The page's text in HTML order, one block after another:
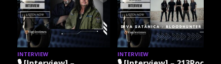
INTERVIEW INTERVIEW